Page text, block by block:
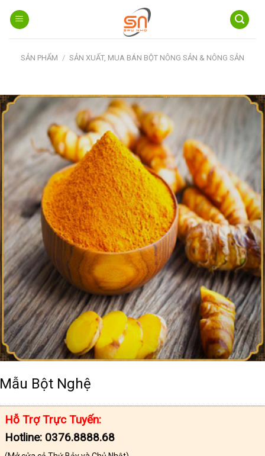
content
SẢN PHẨM / SẢN XUẤT, MUA BÁN BỘT NÔNG SẢN & NÔNG SẢN
Mẫu Bột Nghệ
Hỗ Trợ Trực Tuyến:
Hotline: 0376.8888.68